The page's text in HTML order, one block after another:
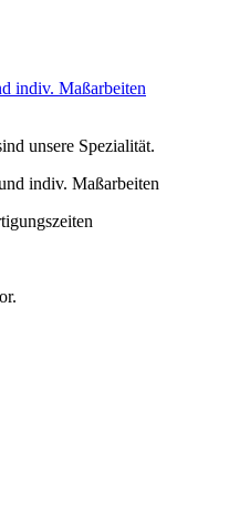
unsere Spezialität.
indiv. Maßarbeiten